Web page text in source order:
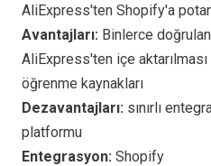
AliExpress'ten Shopify'a
Avantajları: Binlerce
AliExpress'ten içe
öğrenme kaynakları
Dezavantajları: sınırlı
platformu
Entegrasyon: Shopify